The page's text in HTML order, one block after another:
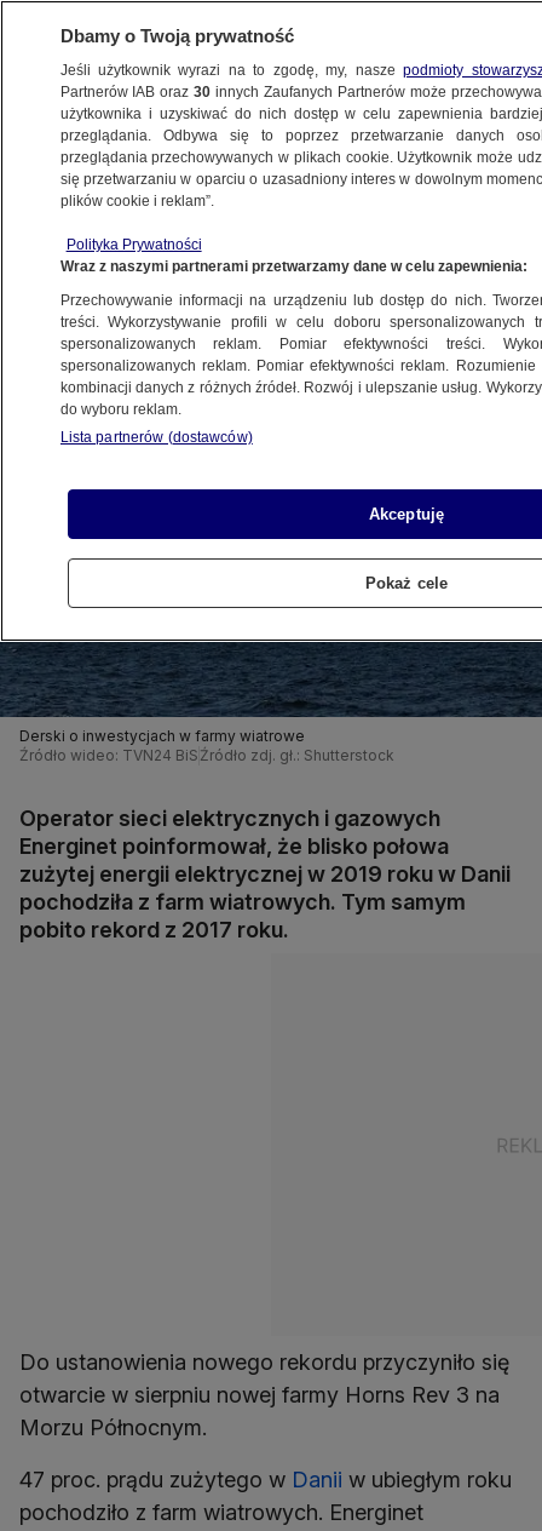
BIZNES
ZE ŚWIATA
inwestycja na morzu
2.01.2020, 19:48
Udostępnij
Derski o inwestycjach w farmy wiatrowe
Źródło wideo: TVN24 BiS Źródło zdj. gł.: Shutterstock
Operator sieci elektrycznych i gazowych
Energinet poinformował, że blisko połowa
zużytej energii elektrycznej w 2019 roku w Danii
pochodziła z farm wiatrowych. Tym samym
pobito rekord z 2017 roku.
Do ustanowienia nowego rekordu przyczyniło się
otwarcie w sierpniu nowej farmy Horns Rev 3 na
Morzu Północnym.
47 proc. prądu zużytego w Danii w ubiegłym roku
pochodziło z farm wiatrowych. Energinet
Dbamy o Twoją prywatność
Jeśli użytkownik wyrazi na to zgodę, my, naszepodmioty
Partnerów IAB oraz30 innych Zaufanych Partnerów może
użytkownika i uzyskiwać do nich dostęp w celu zapewnienia
przeglądania. Odbywa się to poprzez przetwarzanie danych
przeglądania przechowywanych w plikach cookie. Użytkownik może
się przetwarzaniu w oparciu o uzasadniony interes w dowolnym
plików cookie i reklam”.
Polityka Prywatności
Wraz z naszymi partnerami przetwarzamy dane w celu zapewnienia:
Przechowywanie informacji na urządzeniu lub dostęp do nich.
treści. Wykorzystywanie profili w celu doboru spersonalizowanych
spersonalizowanych reklam. Pomiar efektywności treści.
spersonalizowanych reklam. Pomiar efektywności reklam.
kombinacji danych z różnych źródeł. Rozwój i ulepszanie usług.
do wyboru reklam.
Lista partnerów (dostawców)
Akceptuję
Pokaż cele